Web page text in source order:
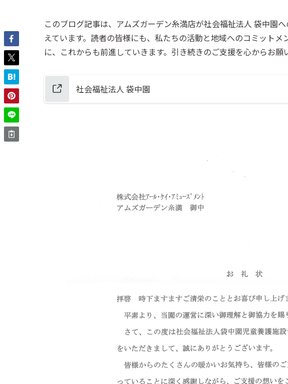
このブログ記事は、アムズガーデン糸満店が社会福祉法人 袋中園
えています。読者の皆様にも、私たちの活動と地域へのコミット
に、これからも前進していきます。引き続きのご支援を心からお願
社会福祉法人 袋中園